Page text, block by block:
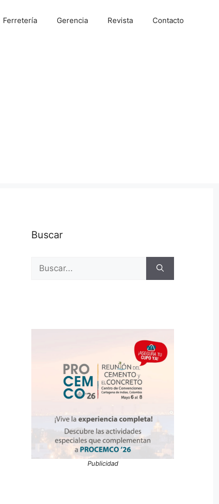
Ferretería Gerencia Revista Contacto
Buscar
Buscar:
Publicidad